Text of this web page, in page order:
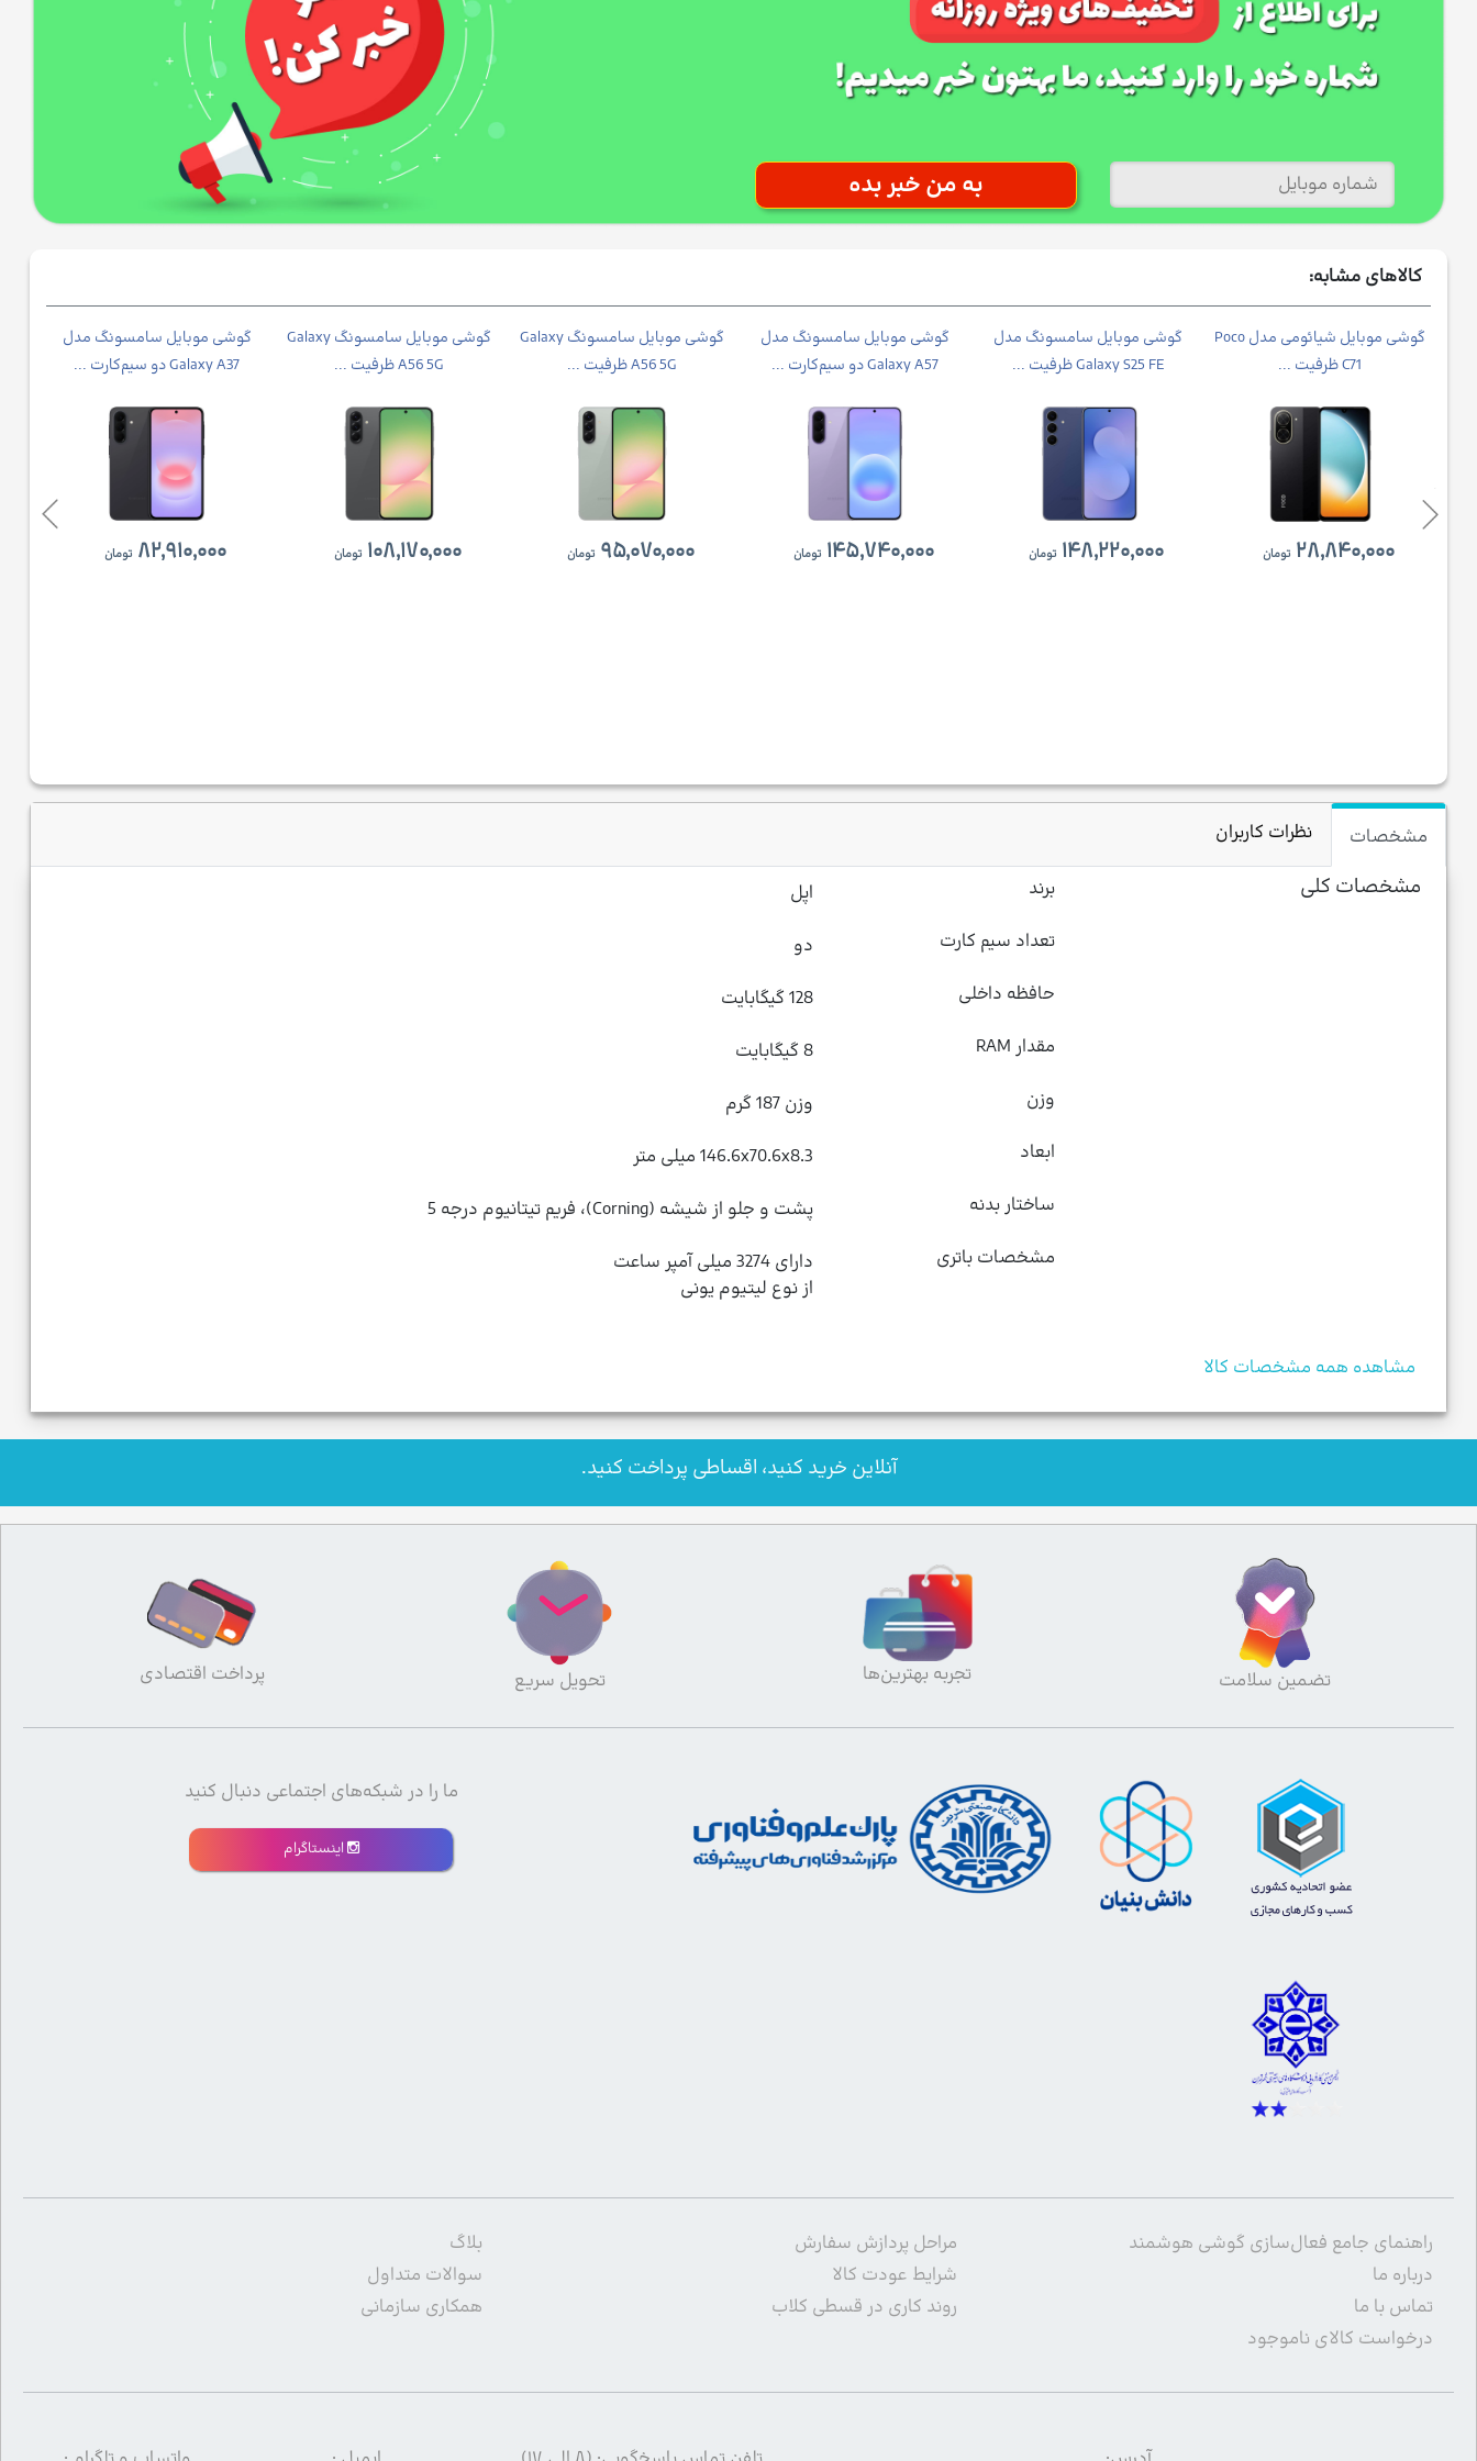
کالاهای مشابه:
گوشی موبایل سامسونگ مدل
Galaxy A37 دو سیم‌کارت ...
۸۲,۹۱۰,۰۰۰ تومان
گوشی موبايل سامسونگ Galaxy
A56 5G ظرفیت ...
۱۰۸,۱۷۰,۰۰۰ تومان
گوشی موبايل سامسونگ Galaxy
A56 5G ظرفیت ...
۹۵,۰۷۰,۰۰۰ تومان
گوشی موبایل سامسونگ مدل
Galaxy A57 دو سیم‌کارت ...
۱۴۵,۷۴۰,۰۰۰ تومان
گوشی موبايل سامسونگ مدل
Galaxy S25 FE ظرفیت ...
۱۴۸,۲۲۰,۰۰۰ تومان
گوشی موبایل شیائومی مدل Poco
C71 ظرفیت ...
۲۸,۸۴۰,۰۰۰ تومان
مشخصات نظرات کاربران
مشخصات کلی برند
اپل
تعداد سیم کارت
دو
حافظه داخلی
128 گیگابایت
مقدار RAM
8 گیگابایت
وزن
وزن 187 گرم
ابعاد
146.6x70.6x8.3 میلی‌ متر
ساختار بدنه
پشت و جلو از شیشه (Corning)، فریم تیتانیوم درجه 5
مشخصات باتری
از نوع لیتیوم یونی
مشاهده همه مشخصات کالا
آنلاین خرید کنید، اقساطی پرداخت کنید.
تضمین سلامت تجربه بهترین‌ها تحویل سریع پرداخت اقتصادی
ما را در شبکه‌های اجتماعی دنبال کنید
اینستاگرام
راهنمای جامع فعال‌سازی گوشی هوشمند مراحل پردازش سفارش
بلاگ
درباره ما
شرایط عودت کالا
سوالات متداول
تماس با ما
روند کاری در قسطی کلاب
همکاری سازمانی
درخواست کالای ناموجود